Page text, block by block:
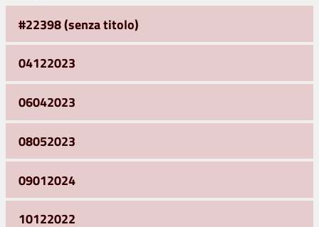
#22398 (senza titolo)
04122023
06042023
08052023
09012024
10122022